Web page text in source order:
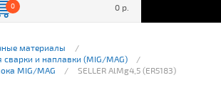
0 0 р.
материалы
сварки и наплавки (MIG/MAG)
MIG/MAG
SELLER AlMg4,5 (ER5183)